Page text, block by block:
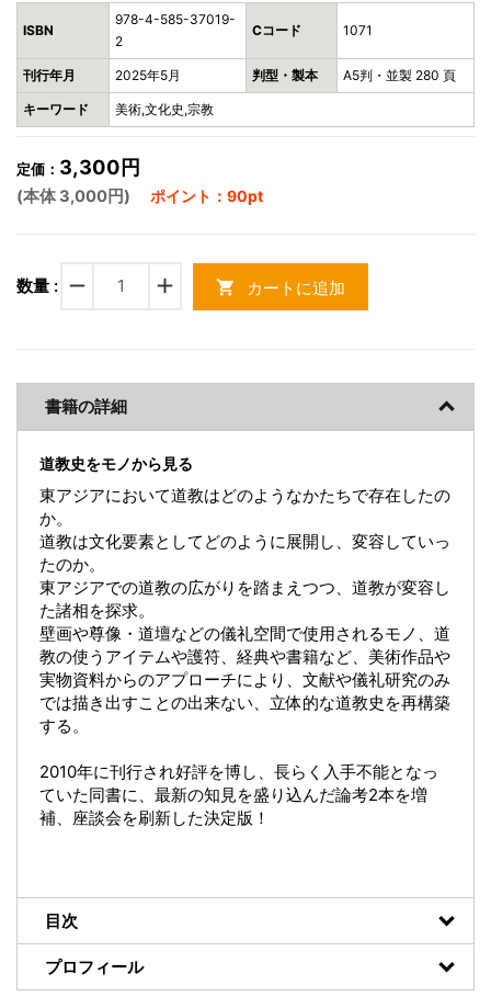
ISBN
978-4-585-37019-
2
Cコード 1071
刊行年月 2025年5月 判型・製本 A5判・並製 280 頁
キーワード 美術,文化史,宗教
定価： 3,300円
(本体 3,000円) ポイント：90pt
数量 : remove add shopping_cart カートに追加
書籍の詳細
道教史をモノから見る
東アジアにおいて道教はどのようなかたちで存在したの
か。
道教は文化要素としてどのように展開し、変容していっ
たのか。
東アジアでの道教の広がりを踏まえつつ、道教が変容し
た諸相を探求。
壁画や尊像・道壇などの儀礼空間で使用されるモノ、道
教の使うアイテムや護符、経典や書籍など、美術作品や
実物資料からのアプローチにより、文献や儀礼研究のみ
では描き出すことの出来ない、立体的な道教史を再構築
する。
2010年に刊行され好評を博し、長らく入手不能となっ
ていた同書に、最新の知見を盛り込んだ論考2本を増
補、座談会を刷新した決定版！
目次
プロフィール